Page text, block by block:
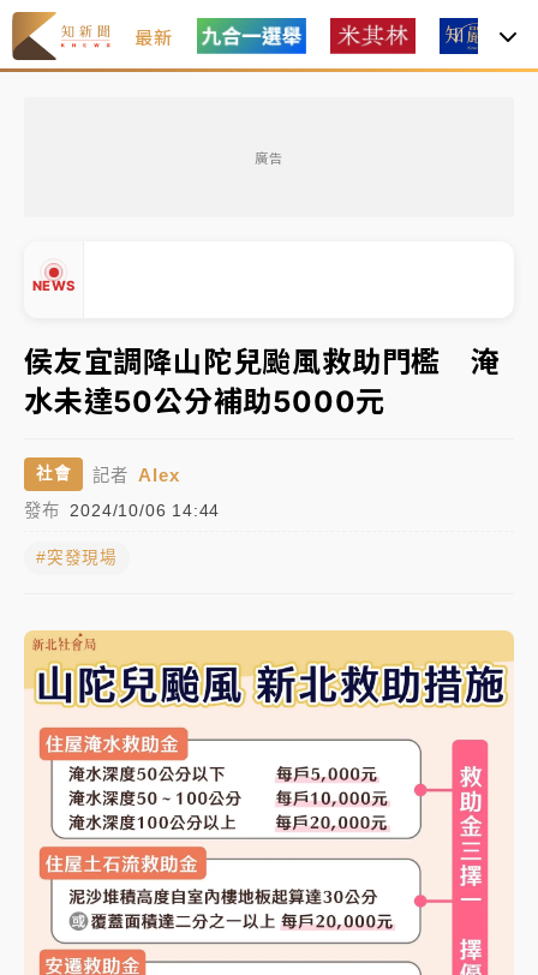
最新
廣告
NEWS
韓股最壞時期已過？大摩估去槓桿完成逾半 波動率降
至2個月低
「白海豚」雨炸新北！通報109件災情 侯友宜揭這類災
損最多
白海豚挾豪雨狂炸新北！時雨量破百毫米 水塔、雨棚
金控第2季海外曝險破31兆創高 日本年增45%居冠
韓股最壞時期已過？大摩估去槓桿完成逾半 波動率降
至2個月低
「白海豚」雨炸新北！通報109件災情 侯友宜揭這類災
損最多
白海豚挾豪雨狂炸新北！時雨量破百毫米 水塔、雨棚
砸落毀車
侯友宜調降山陀兒颱風救助門檻 淹
水未達50公分補助5000元
社會 記者 Alex
發布 2024/10/06 14:44
#突發現場